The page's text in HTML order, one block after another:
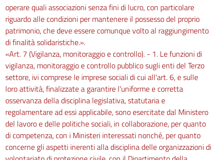
operare quali associazioni senza fini di lucro, con particolare
riguardo alle condizioni per mantenere il possesso del proprio
patrimonio, che deve essere comunque volto al raggiungimento
di finalità solidaristiche.».
«Art. 7 (Vigilanza, monitoraggio e controllo). - 1. Le funzioni di
vigilanza, monitoraggio e controllo pubblico sugli enti del Terzo
settore, ivi comprese le imprese sociali di cui all'art. 6, e sulle
loro attività, finalizzate a garantire l'uniforme e corretta
osservanza della disciplina legislativa, statutaria e
regolamentare ad essi applicabile, sono esercitate dal Ministero
del lavoro e delle politiche sociali, in collaborazione, per quanto
di competenza, con i Ministeri interessati nonché, per quanto
concerne gli aspetti inerenti alla disciplina delle organizzazioni di